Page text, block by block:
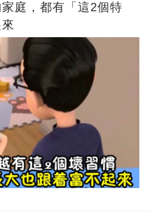
庭，都有「這2個特